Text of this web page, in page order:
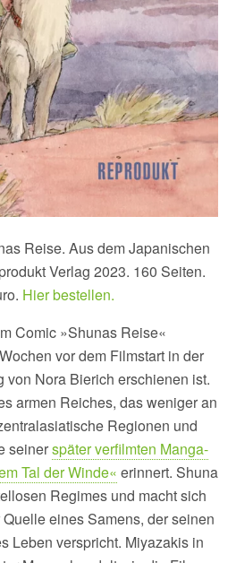
Reise. Aus dem Japanischen
Verlag 2023. 160 Seiten.
Hier bestellen.
Comic »Shunas Reise«
vor dem Filmstart in der
von Nora Bierich erschienen ist.
armen Reiches, das weniger an
Regionen und
seinerspäter verfilmten Manga-
Tal der Winde« erinnert. Shuna
Regimes und macht sich
eines Samens, der seinen
Leben verspricht. Miyazakis in